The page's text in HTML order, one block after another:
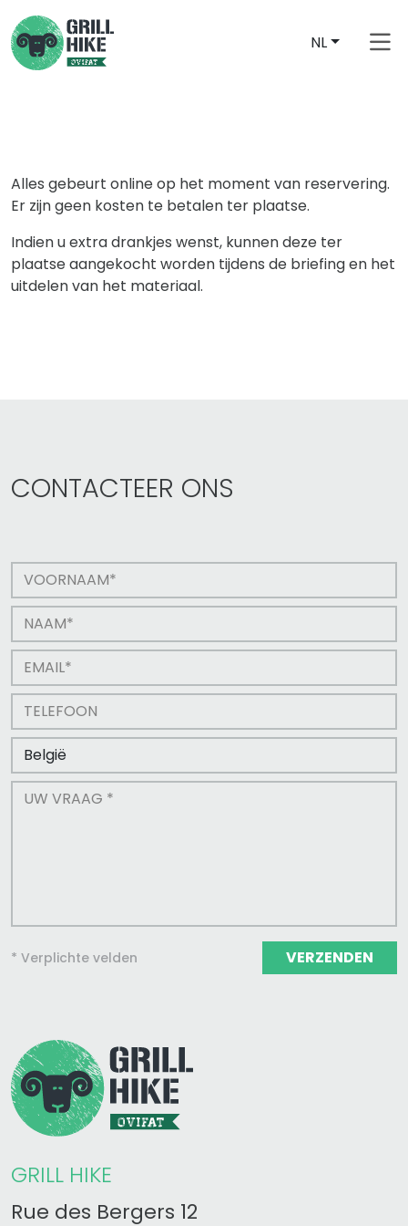
NL
Alles gebeurt online op het moment van reservering.
Er zijn geen kosten te betalen ter plaatse.
Indien u extra drankjes wenst, kunnen deze ter
plaatse aangekocht worden tijdens de briefing en het
uitdelen van het materiaal.
CONTACTEER ONS
* Verplichte velden VERZENDEN
GRILL HIKE
Rue des Bergers 12